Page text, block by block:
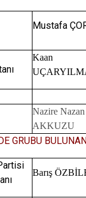
V. Mustafa
Kaan
Nazire Nazan
AKKUZU
GRUBU
Barış